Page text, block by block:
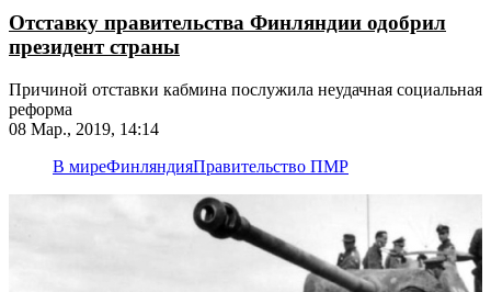
Отставку правительства Финляндии одобрил
президент страны
Причиной отставки кабмина послужила неудачная социальная
реформа
08 Мар., 2019, 14:14
В миреФинляндияПравительство ПМР